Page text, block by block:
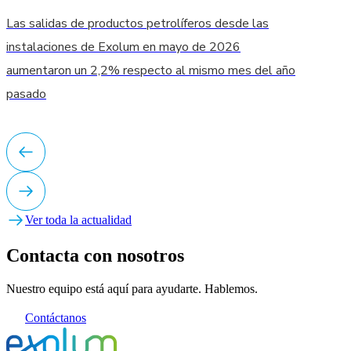
Las salidas de productos petrolíferos desde las
instalaciones de Exolum en mayo de 2026
aumentaron un 2,2% respecto al mismo mes del año
pasado
Ver toda la actualidad
Contacta con nosotros
Nuestro equipo está aquí para ayudarte. Hablemos.
Contáctanos